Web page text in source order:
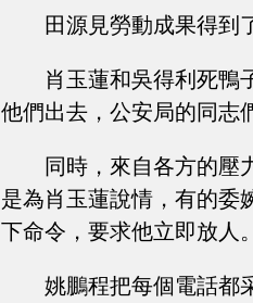
田源見勞動成果得到
肖玉蓮和吳得利死鴨
他們出去，公安局的同志
同時，來自各方的壓
是為肖玉蓮說情，有的委
下命令，要求他立即放人。
姚鵬程把每個電話都